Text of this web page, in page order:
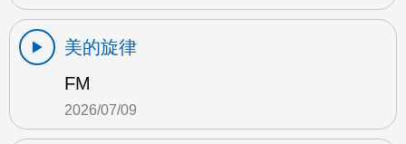
美的旋律
FM
2026/07/09